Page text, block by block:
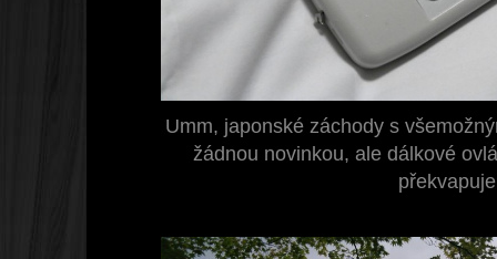
Umm, japonské záchody s
žádnou novinkou, ale dálkové